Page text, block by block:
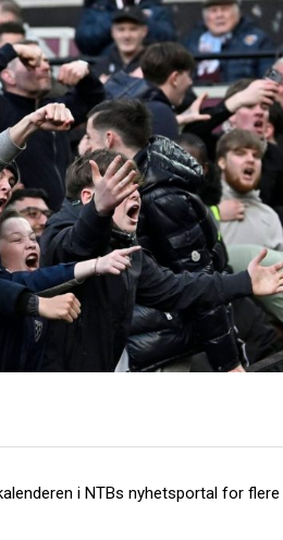
i NTBs nyhetsportal for flere